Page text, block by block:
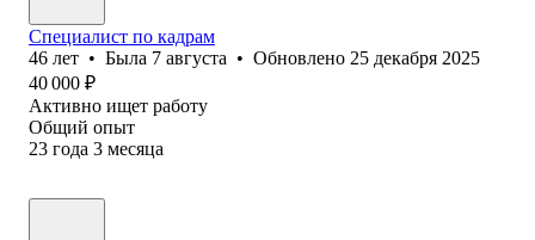
Специалист по кадрам
46 лет • Была 7 августа • Обновлено 25 декабря 2025
40 000 ₽
Активно ищет работу
Общий опыт
23 года 3 месяца